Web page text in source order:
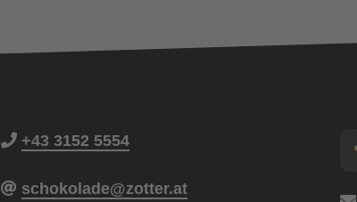
+43 3152 5554
schokolade@zotter.at